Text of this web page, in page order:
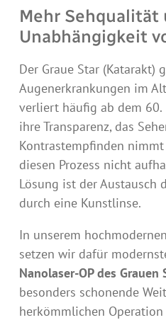
Mehr Sehqualität
Unabhängigkeit
Der Graue Star (Katarakt)
Augenerkrankungen im
verliert häufig ab dem
ihre Transparenz, das
Kontrastempfinden
diesen Prozess nicht
Lösung ist der Austausch
durch eine Kunstlinse.
In unserem
setzen wir dafür
Nanolaser-OP des Grauen
besonders schonende
herkömmlichen